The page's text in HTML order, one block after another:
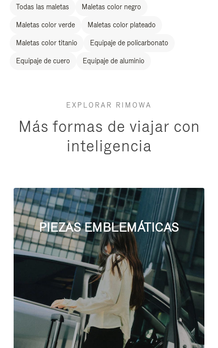
Todas las maletas Maletas color negro
Maletas color verde Maletas color plateado
Maletas color titanio Equipaje de policarbonato
Equipaje de cuero Equipaje de aluminio
EXPLORAR RIMOWA
Más formas de viajar con
inteligencia
PIEZAS EMBLEMÁTICAS